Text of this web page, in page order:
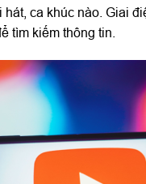
ca khúc nào. Giai
tìm kiếm thông tin.